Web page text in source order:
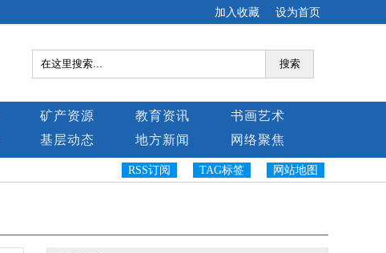
设为首页
加入收藏
搜索
矿产资源 教育资讯
书画艺术
基层动态 地方新闻
网络聚焦
网站地图
TAG标签
RSS订阅